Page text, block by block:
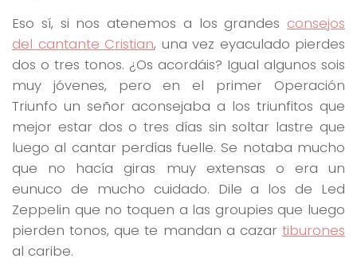
Eso sí, si nos atenemos a los grandes consejos
del cantante Cristian, una vez eyaculado pierdes
dos o tres tonos. ¿Os acordáis? Igual algunos sois
muy jóvenes, pero en el primer Operación
Triunfo un señor aconsejaba a los triunfitos que
mejor estar dos o tres días sin soltar lastre que
luego al cantar perdías fuelle. Se notaba mucho
que no hacía giras muy extensas o era un
eunuco de mucho cuidado. Dile a los de Led
Zeppelin que no toquen a las groupies que luego
pierden tonos, que te mandan a cazar tiburones
al caribe.